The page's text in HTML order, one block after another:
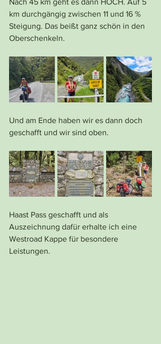
km durchgängig zwischen 11 und 16 %
Steigung. Das beißt ganz schön in den
Oberschenkeln.
Und am Ende haben wir es dann doch
geschafft und wir sind oben.
Haast Pass geschafft und als
Auszeichnung dafür erhalte ich eine
Westroad Kappe für besondere
Leistungen.